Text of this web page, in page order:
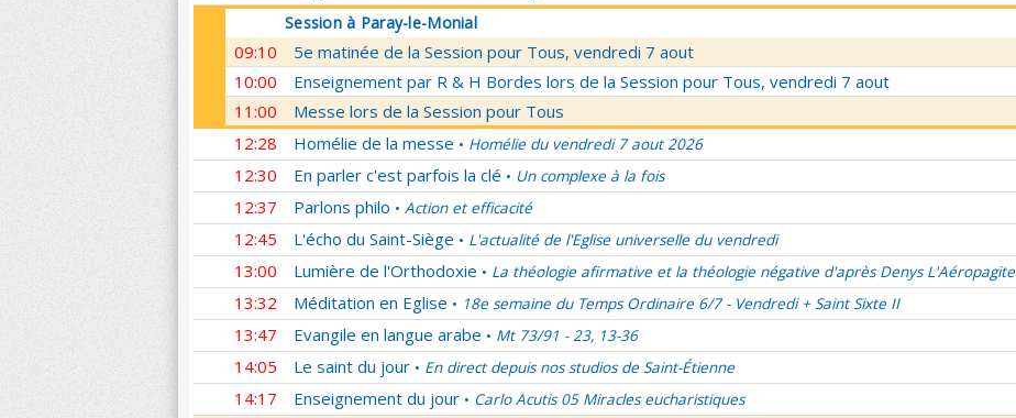
Session à Paray-le-Monial
09:10
5e matinée de la Session pour Tous, vendredi 7 aout
10:00
Enseignement par R & H Bordes lors de la Session pour Tous, vendredi 7 aout
11:00
Messe lors de la Session pour Tous
12:28
Homélie de la messe • Homélie du vendredi 7 aout 2026
12:30 En parler c'est parfois la clé • Un complexe à la fois
12:37 Parlons philo • Action et efficacité
12:45 L'écho du Saint-Siège • L'actualité de l'Eglise universelle du vendredi
13:00 Lumière de l'Orthodoxie • La théologie afirmative et la théologie négative d'après Denys L'Aéropagite
13:32 Méditation en Eglise • 18e semaine du Temps Ordinaire 6/7 - Vendredi + Saint Sixte II
13:47 Evangile en langue arabe • Mt 73/91 - 23, 13-36
14:05 Le saint du jour • En direct depuis nos studios de Saint-Étienne
14:17 Enseignement du jour • Carlo Acutis 05 Miracles eucharistiques